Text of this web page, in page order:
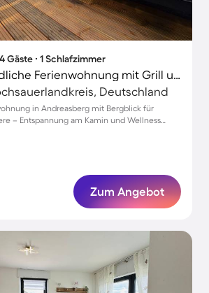
Gäste ∙ 1 Schlafzimmer
Familienfreundliche Ferienwohnung mit Grill und Garten | Panoramablick | Hunde erlaubt
Deutschland
in Andreasberg mit Bergblick für
– Entspannung am Kamin und Wellness
Zum Angebot